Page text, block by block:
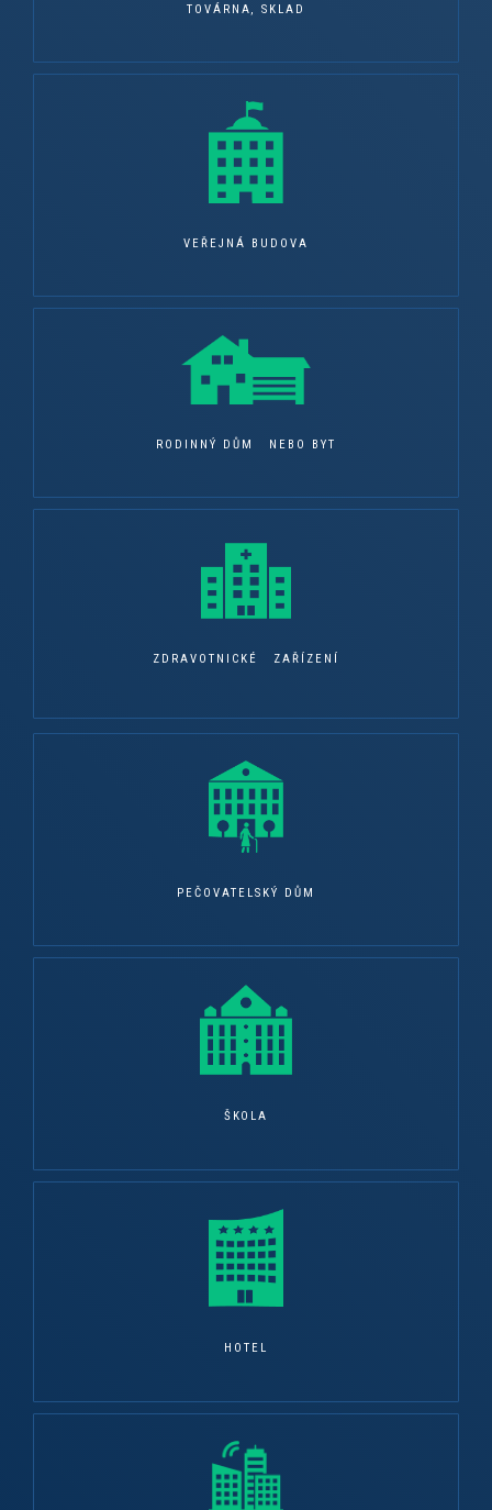
TOVÁRNA, SKLAD
VEŘEJNÁ BUDOVA
RODINNÝ DŮM NEBO BYT
ZDRAVOTNICKÉ ZAŘÍZENÍ
PEČOVATELSKÝ DŮM
ŠKOLA
HOTEL